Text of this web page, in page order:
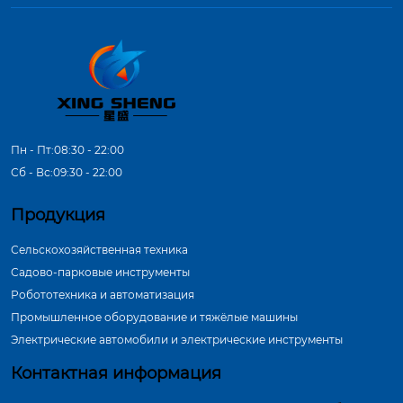
Пн - Пт:08:30 - 22:00
Сб - Вс:09:30 - 22:00
Продукция
Сельскохозяйственная техника
Садово-парковые инструменты
Робототехника и автоматизация
Промышленное оборудование и тяжёлые машины
Электрические автомобили и электрические инструменты
Контактная информация